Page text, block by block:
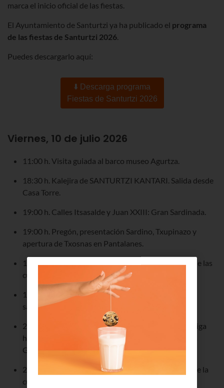
marca el inicio oficial de las fiestas.
El Ayuntamiento de Santurtzi ya ha publicado el programa
de las fiestas de Santurtzi 2026.
Puedes descargarlo aquí:
⬇️ Descarga programa
Fiestas de Santurtzi 2026
Viernes, 10 de julio 2026
11:00 h. Visita guiada al barco museo Agurtza.
18:30 h. Kalejira de SANTURTZI KANTARI. Salida desde
Casa Torre.
19:00 h. Calles Itsasalde y Juan XXIII: Gran Sardinada.
19:00 h. Pregón, presentación Sardino, Txupinazo y
apertura de Txosnas en Pantalanes.
19:30 h. Pza. Juan José Mendizabal: Presentación de las
cuadrillas txikis, "y tú de quién eres?".
19:30 h. Plaza Mamariga: Concurso de tortillas y
sangrías para cuadrillas. “Merienda con diamantes”.
21:30 h. Bajada mojada de cuadrillas, desde Mamariga
hasta el Ayuntamiento acompañada por la fanfarria
GAZTE LEKU.
22:00 h. Ayuntamiento: Pregón de fiestas, a cargo de la
cuadrilla COMANDO KUBATA.